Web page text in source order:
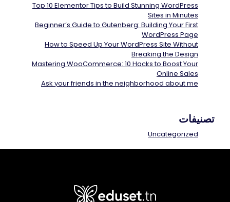
Top 10 Elementor Tips to Build Stunning WordPress
Sites in Minutes
Beginner’s Guide to Gutenberg: Building Your First
WordPress Page
How to Speed Up Your WordPress Site Without
Breaking the Design
Mastering WooCommerce: 10 Hacks to Boost Your
Online Sales
Ask your friends in the neighborhood about me
تصنيفات
Uncategorized